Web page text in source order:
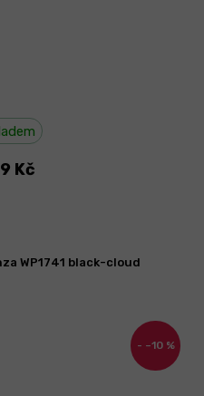
Kč
–10 %
WP1741 black-cloud